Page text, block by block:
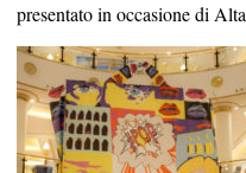
presentato in occasione di